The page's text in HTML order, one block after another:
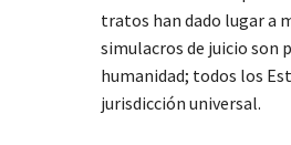
tratos han dado lugar a
simulacros de juicio son
humanidad; todos los
jurisdicción universal.